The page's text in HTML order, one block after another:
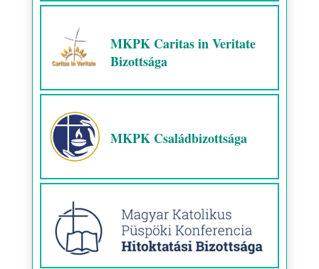
MKPK Caritas in Veritate
Bizottsága
MKPK Családbizottsága